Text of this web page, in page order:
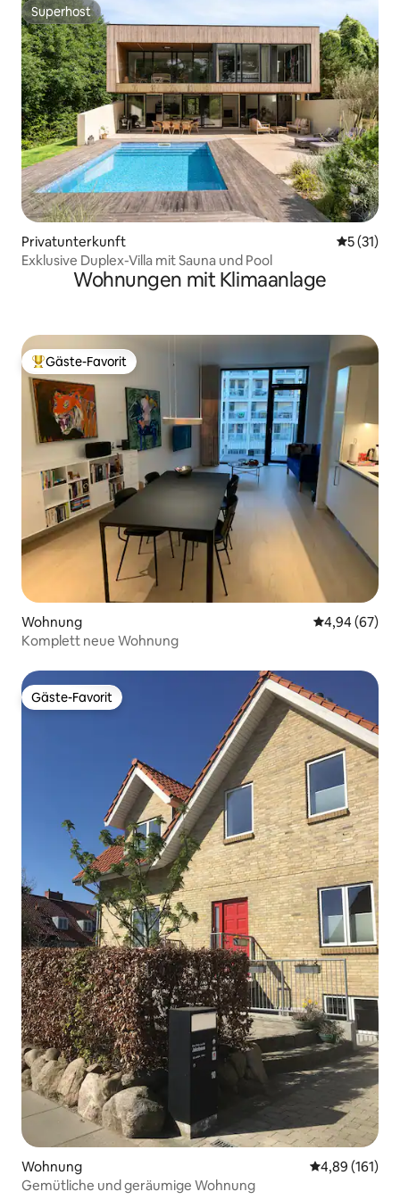
Superhost
Superhost
Privatunterkunft
5 (31)
Exklusive Duplex-Villa mit Sauna und Pool
Wohnungen mit Klimaanlage
Beliebter Gäste-Favorit.
Gäste-Favorit
Wohnung
4,94 (67)
Komplett neue Wohnung
Gäste-Favorit
Gäste-Favorit
Wohnung
4,89 (161)
Gemütliche und geräumige Wohnung